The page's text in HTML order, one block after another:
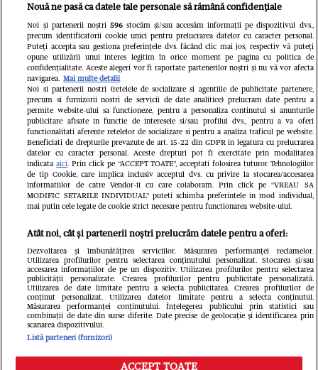
Abonamente
Contact
Pariază responsabil! Decizia ONJN nr.
821/25.09.2025.
Jocurile de noroc sunt interzise minorilor.
LINKS
Copyright 2026 Ringier Romania – Toate
Drepturile rezervate
Nouă ne pasă ca datele tale personale să rămână confidențiale
Noi și partenerii noștri 596stocăm și/sau accesăm informații pe dispozitivul dvs.,
precum identificatorii cookie unici pentru prelucrarea datelor cu caracter personal.
Puteți accepta sau gestiona preferințele dvs. făcând clic mai jos, respectiv vă puteți
opune utilizării unui interes legitim în orice moment pe pagina cu politica de
confidențialitate. Aceste alegeri vor fi raportate partenerilor noștri și nu vă vor afecta
navigarea. Mai multe detalii
Noi si partenerii nostri (retelele de socializare si agentiile de publicitate partenere,
precum si furnizorii nostri de servicii de date analitice) prelucram date pentru a
permite website-ului sa functioneze, pentru a personaliza continutul si anunturile
publicitare afisate in functie de interesele si/sau profilul dvs., pentru a va oferi
functionalitati aferente retelelor de socializare si pentru a analiza traficul pe website.
Beneficiati de drepturile prevazute de art. 15-22 din GDPR in legatura cu prelucrarea
datelor cu caracter personal. Aceste drepturi pot fi exercitate prin modalitatea
indicataaici. Prin click pe “ACCEPT TOATE”, acceptati folosirea tuturor Tehnologiilor
de tip Cookie, care implica inclusiv acceptul dvs. cu privire la stocarea/accesarea
informatiilor de catre Vendor-ii cu care colaboram. Prin click pe “VREAU SA
MODIFIC SETARILE INDIVIDUAL” puteti schimba preferintele in mod individual,
mai putin cele legate de cookie strict necesare pentru functionarea website-ului.
Atât noi, cât și partenerii noștri prelucrăm datele pentru a oferi:
Dezvoltarea și îmbunătățirea serviciilor. Măsurarea performanței reclamelor.
Utilizarea profilurilor pentru selectarea conținutului personalizat. Stocarea și/sau
accesarea informațiilor de pe un dispozitiv. Utilizarea profilurilor pentru selectarea
publicității personalizate. Crearea profilurilor pentru publicitate personalizată.
Utilizarea de date limitate pentru a selecta publicitatea. Crearea profilurilor de
conținut personalizat. Utilizarea datelor limitate pentru a selecta conținutul.
Măsurarea performanței conținutului. Înțelegerea publicului prin statistici sau
combinații de date din surse diferite. Date precise de geolocație și identificarea prin
scanarea dispozitivului.
Listă parteneri (furnizori)
ACCEPT TOATE